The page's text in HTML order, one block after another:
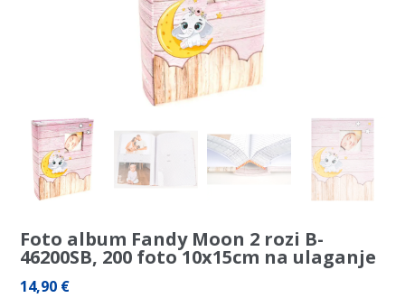
Foto album Fandy Moon 2 rozi B-
46200SB, 200 foto 10x15cm na ulaganje
14,90 €